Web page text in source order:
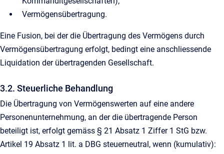
Vermögensübertragung.
Eine Fusion, bei der die Übertragung des Vermögens durch
Vermögensübertragung erfolgt, bedingt eine anschliessende
Liquidation der übertragenden Gesellschaft.
3.2. Steuerliche Behandlung
Die Übertragung von Vermögenswerten auf eine andere
Personenunternehmung, an der die übertragende Person
beteiligt ist, erfolgt gemäss § 21 Absatz 1 Ziffer 1 StG bzw.
Artikel 19 Absatz 1 lit. a DBG steuerneutral, wenn (kumulativ):